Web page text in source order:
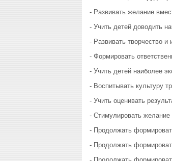
- Развивать желание
- Учить детей доводить
- Развивать творчество
- Формировать
- Учить детей наиболее
- Воспитывать культуру
- Учить оценивать
- Стимулировать желание
- Продолжать
- Продолжать